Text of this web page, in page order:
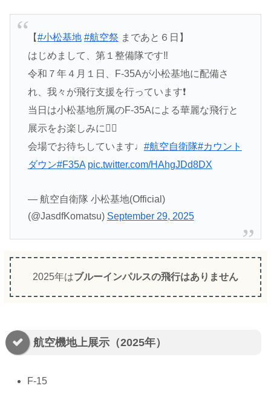
【#小松基地 #航空祭 まであと６日】
はじめまして、第１整備隊です‼️
令和７年４月１日、F-35Aが小松基地に配備さ
れ、我々が飛行支援を行っています❗️
当日は小松基地所属のF-35Aによる華麗な飛行と
展示をお楽しみに❤️‍🔥
会場でお待ちしています♩ #航空自衛隊#カウント
ダウン#F35A pic.twitter.com/HAhgJDd8DX
— 航空自衛隊 小松基地(Official)
(@JasdfKomatsu) September 29, 2025
2025年はブルーインパルスの飛行はありません
航空機地上展示（2025年）
F-15